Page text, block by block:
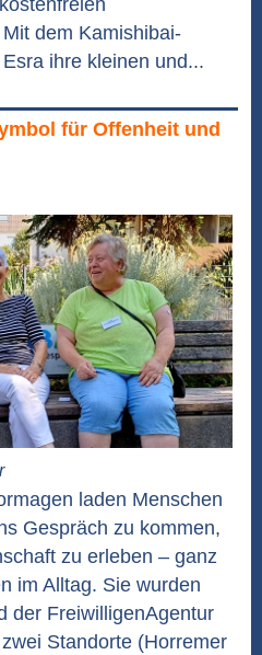
dem Kamishibai-
ihre kleinen und...
für Offenheit und
laden Menschen
Gespräch zu kommen,
zu erleben – ganz
im Alltag. Sie wurden
der FreiwilligenAgentur
Standorte (Horremer